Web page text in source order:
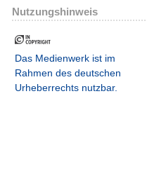
Nutzungshinweis
Das Medienwerk ist im
Rahmen des deutschen
Urheberrechts nutzbar.